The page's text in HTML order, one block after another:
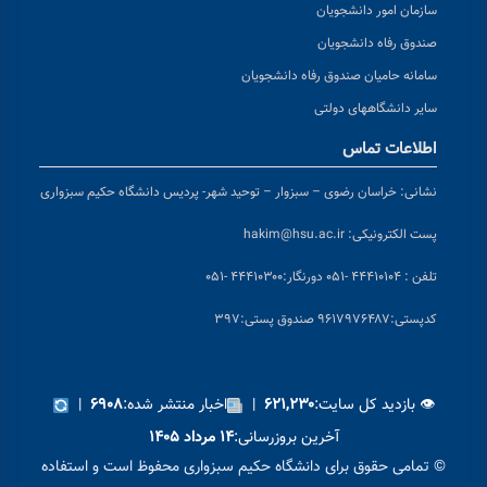
سازمان امور دانشجویان
صندوق رفاه دانشجویان
سامانه حامیان صندوق رفاه دانشجویان
سایر دانشگاههای دولتی
اطلاعات تماس
نشانی: خراسان رضوی – سبزوار – توحید شهر- پردیس دانشگاه حکیم سبزواری
پست الکترونیکی: hakim@hsu.ac.ir
تلفن : ۴۴۴۱۰۱۰۴ -۰۵۱ دورنگار:۴۴۴۱۰۳۰۰ -۰۵۱
کدپستی:۹۶۱۷۹۷۶۴۸۷ صندوق پستی:۳۹۷
👁 بازدید کل سایت:۶۲۱,۲۳۰ | اخبار منتشر شده:۶۹۰۸ |
آخرین بروزرسانی:۱۴ مرداد ۱۴۰۵
© تمامی حقوق برای دانشگاه حکیم سبزواری محفوظ است و استفاده